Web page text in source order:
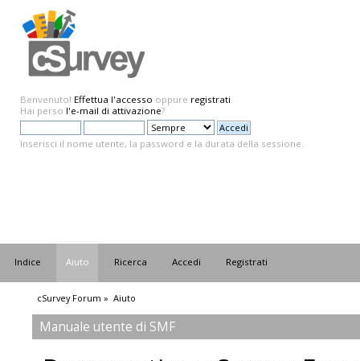
Benvenuto! Effettua l'accesso oppure registrati.
Hai perso l'e-mail di attivazione?
Inserisci il nome utente, la password e la durata della sessione.
Indice Aiuto Ricerca Accedi Registrati
cSurvey Forum » Aiuto
Manuale utente di SMF